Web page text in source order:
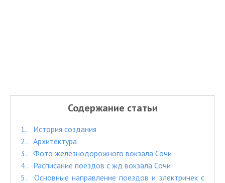
Содержание статьи
1.
История создания
2.
Архитектура
3.
Фото железнодорожного вокзала Сочи
4.
Расписание поездов с жд вокзала Сочи
5.
Основные направление поездов и электричек с